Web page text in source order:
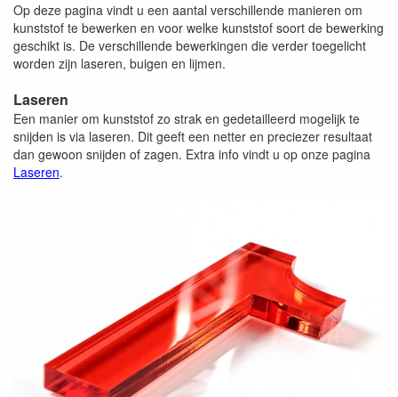
Op deze pagina vindt u een aantal verschillende manieren om
kunststof te bewerken en voor welke kunststof soort de bewerking
geschikt is. De verschillende bewerkingen die verder toegelicht
worden zijn laseren, buigen en lijmen.
Laseren
Een manier om kunststof zo strak en gedetailleerd mogelijk te
snijden is via laseren. Dit geeft een netter en preciezer resultaat
dan gewoon snijden of zagen. Extra info vindt u op onze pagina
Laseren.